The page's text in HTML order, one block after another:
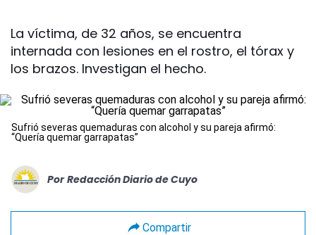
La víctima, de 32 años, se encuentra
internada con lesiones en el rostro, el tórax y
los brazos. Investigan el hecho.
Sufrió severas quemaduras con alcohol y su pareja afirmó:
“Quería quemar garrapatas”
Por Redacción Diario de Cuyo
Compartir